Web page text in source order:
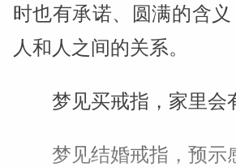
时也有承诺、圆满的含
人和人之间的关系。
梦见买戒指，家里会
梦见结婚戒指，预示